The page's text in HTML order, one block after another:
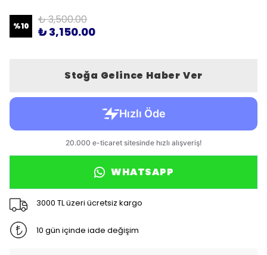
%10 ₺ 3,500.00
₺ 3,150.00
Stoğa Gelince Haber Ver
WHATSAPP
3000 TL üzeri ücretsiz kargo
10 gün içinde iade değişim